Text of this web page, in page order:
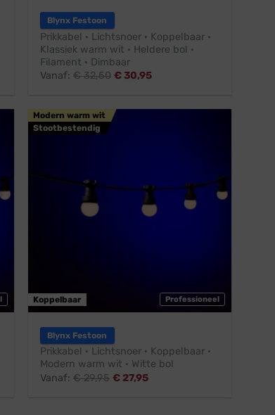
Blynx Festoon
Prikkabel · Lichtsnoer · Koppelbaar ·
Klassiek warm wit · Heldere bol ·
Filament · Dimbaar
Vanaf: €32,50 €30,95
Professioneel
Modern warm wit
Stootbestendig
Koppelbaar
Blynx Festoon
Prikkabel · Lichtsnoer · Koppelbaar ·
Modern warm wit · Witte bol
Vanaf: €29,95 € 27,95